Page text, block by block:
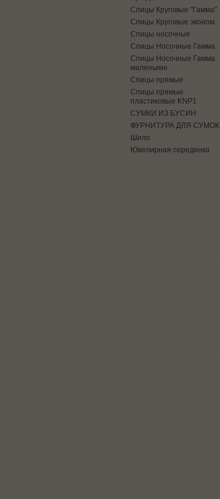
Спицы Круговые "Гамма"
Спицы Круговые эконом.
Спицы носочные
Спицы Носочные Гамма
Спицы Носочные Гамма
маленькие
Спицы прямые
Спицы прямые
пластиковые KNP1
СУМКИ ИЗ БУСИН
ФУРНИТУРА ДЛЯ СУМОК
Шило
Ювелирная серединка